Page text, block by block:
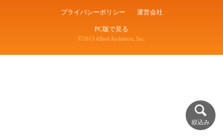
絞込み
プライバシーポリシー 運営会社
PC版で見る
©2013 Allied Architects, Inc.